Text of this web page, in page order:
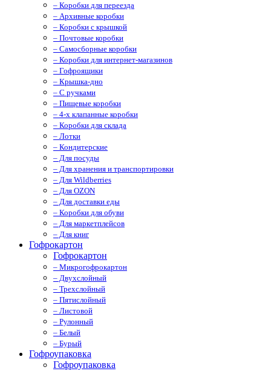
– Коробки для переезда
– Архивные коробки
– Коробки с крышкой
– Почтовые коробки
– Самосборные коробки
– Коробки для интернет-магазинов
– Гофроящики
– Крышка-дно
– С ручками
– Пищевые коробки
– 4-х клапанные коробки
– Коробки для склада
– Лотки
– Кондитерские
– Для посуды
– Для хранения и транспортировки
– Для Wildberries
– Для OZON
– Для доставки еды
– Коробки для обуви
– Для маркетплейсов
– Для книг
Гофрокартон
Гофрокартон
– Микрогофрокартон
– Двухслойный
– Трехслойный
– Пятислойный
– Листовой
– Рулонный
– Белый
– Бурый
Гофроупаковка
Гофроупаковка